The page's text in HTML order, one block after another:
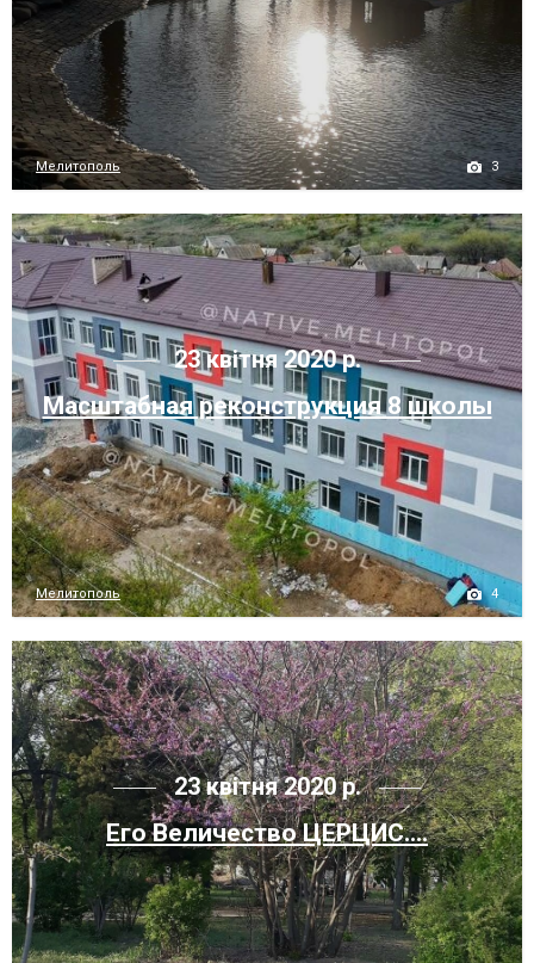
Мелитополь 3
23 квітня 2020 р.
Масштабная реконструкция 8 школы
Мелитополь 4
23 квітня 2020 р.
Его Величество ЦЕРЦИС....